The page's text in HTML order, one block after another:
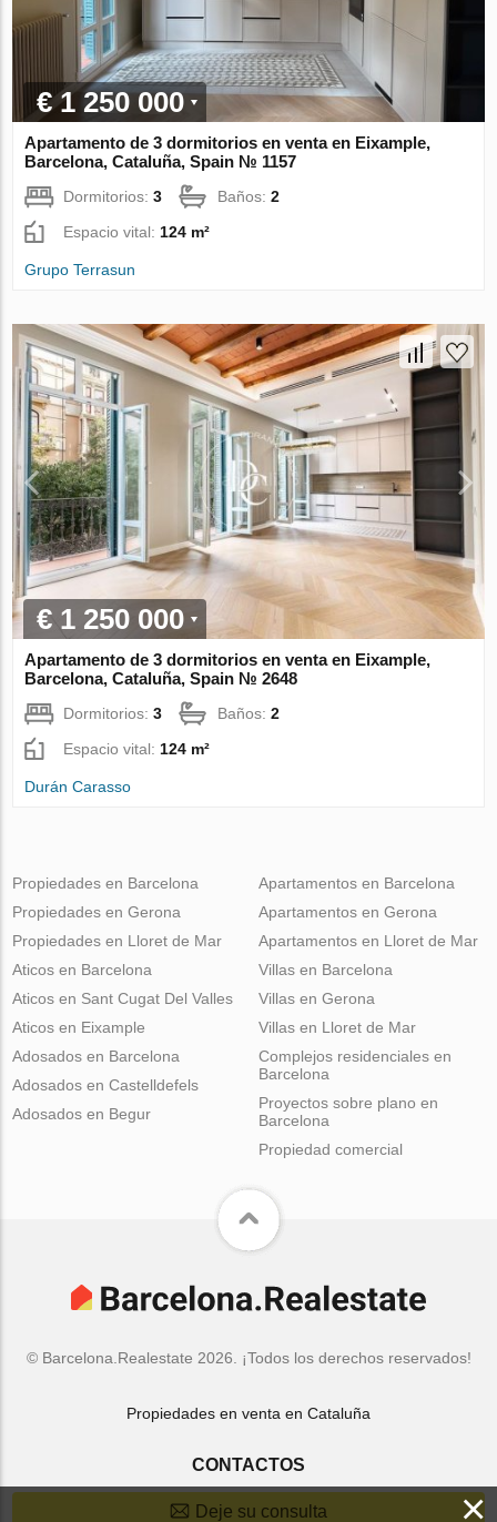
€ 1 250 000
Apartamento de 3 dormitorios en venta en Eixample,
Barcelona, Cataluña, Spain № 1157
Dormitorios:3 Baños:2
Espacio vital: 124 m²
Grupo Terrasun
€ 1 250 000
Apartamento de 3 dormitorios en venta en Eixample,
Barcelona, Cataluña, Spain № 2648
Dormitorios:3 Baños:2
Espacio vital: 124 m²
Durán Carasso
Propiedades en Barcelona
Propiedades en Gerona
Propiedades en Lloret de Mar
Apartamentos en Barcelona
Apartamentos en Gerona
Apartamentos en Lloret de Mar
Aticos en Barcelona
Aticos en Sant Cugat Del Valles
Aticos en Eixample
Villas en Barcelona
Villas en Gerona
Villas en Lloret de Mar
Adosados en Barcelona
Adosados en Castelldefels
Adosados en Begur
Complejos residenciales en
Barcelona
Proyectos sobre plano en
Barcelona
Propiedad comercial
© Barcelona.Realestate 2026. ¡Todos los derechos reservados!
Propiedades en venta en Cataluña
CONTACTOS
Deje su consulta ×